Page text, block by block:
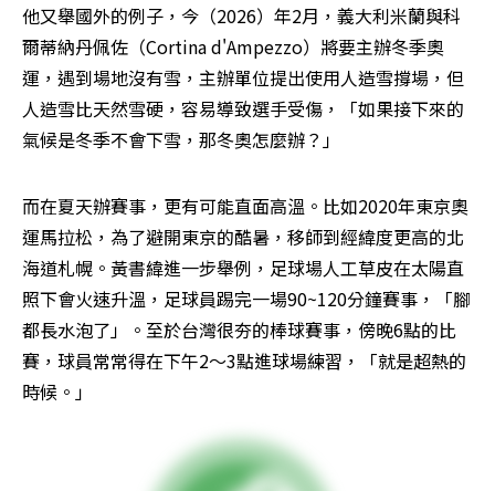
他又舉國外的例子，今（2026）年2月，義大利米蘭與科
爾蒂納丹佩佐（Cortina d'Ampezzo）將要主辦冬季奧
運，遇到場地沒有雪，主辦單位提出使用人造雪撐場，但
人造雪比天然雪硬，容易導致選手受傷，「如果接下來的
氣候是冬季不會下雪，那冬奧怎麼辦？」
而在夏天辦賽事，更有可能直面高溫。比如2020年東京奧
運馬拉松，為了避開東京的酷暑，移師到經緯度更高的北
海道札幌。黃書緯進一步舉例，足球場人工草皮在太陽直
照下會火速升溫，足球員踢完一場90~120分鐘賽事，「腳
都長水泡了」。至於台灣很夯的棒球賽事，傍晚6點的比
賽，球員常常得在下午2～3點進球場練習，「就是超熱的
時候。」